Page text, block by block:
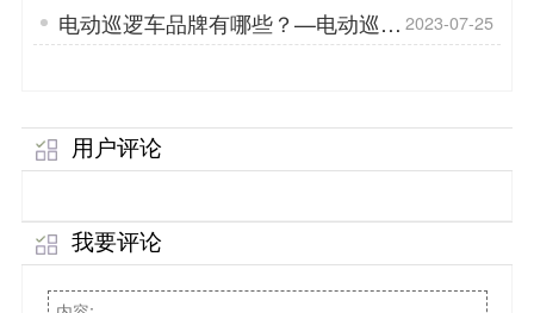
电动巡逻车品牌有哪些？—电动巡逻
车助力打造和谐社会「专菱」
2023-07-25
用户评论
我要评论